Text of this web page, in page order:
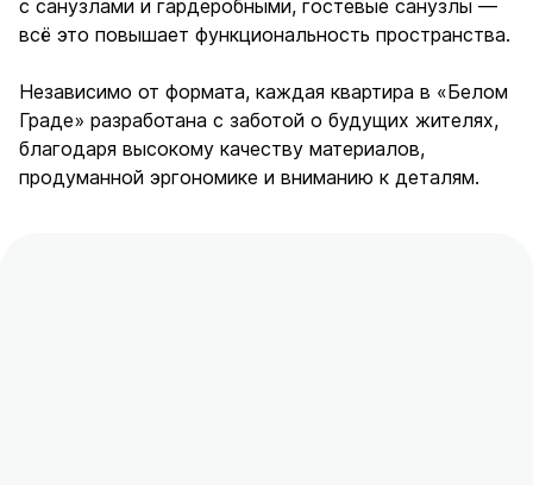
с санузлами и гардеробными, гостевые санузлы —
всё это повышает функциональность пространства.
Независимо от формата, каждая квартира в «Белом
Граде» разработана с заботой о будущих жителях,
благодаря высокому качеству материалов,
продуманной эргономике и вниманию к деталям.